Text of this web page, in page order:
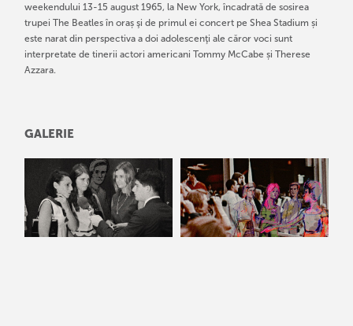
weekendului 13-15 august 1965, la New York, încadrată de sosirea
trupei The Beatles în oraș şi de primul ei concert pe Shea Stadium și
este narat din perspectiva a doi adolescenţi ale căror voci sunt
interpretate de tinerii actori americani Tommy McCabe și Therese
Azzara.
GALERIE